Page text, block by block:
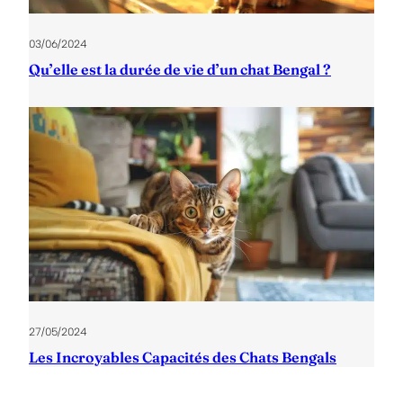
03/06/2024
Qu’elle est la durée de vie d’un chat Bengal ?
27/05/2024
Les Incroyables Capacités des Chats Bengals